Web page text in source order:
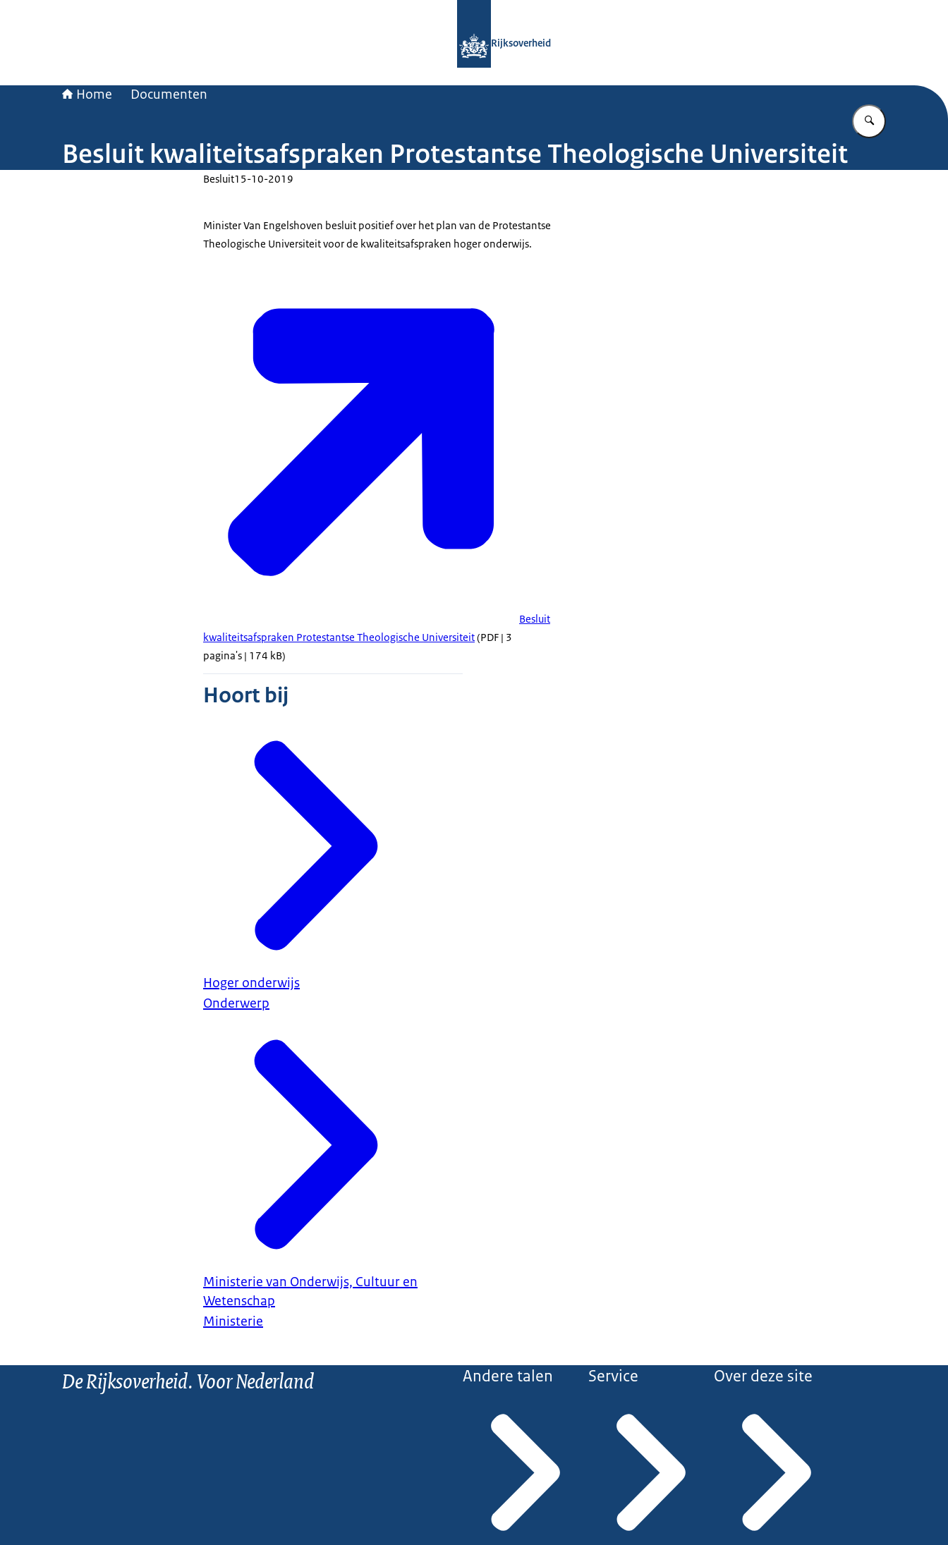
Rijksoverheid
Home Documenten
Vul in wat u
Besluit kwaliteitsafspraken Protestantse Theologische Universiteit
Besluit15-10-2019
Minister Van Engelshoven besluit positief over het plan van de Protestantse
Theologische Universiteit voor de kwaliteitsafspraken hoger onderwijs.
Besluit
kwaliteitsafspraken Protestantse Theologische Universiteit(PDF | 3
pagina's | 174 kB)
Hoort bij
Hoger onderwijs
Onderwerp
Ministerie van Onderwijs, Cultuur en
Wetenschap
Ministerie
De Rijksoverheid. Voor Nederland Andere talen Service Over deze site